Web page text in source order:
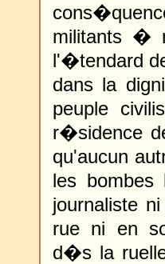
militants �
l'�tendard
dans la
peuple
r�sidence
qu'aucun
les
journaliste
rue ni en
d�s la